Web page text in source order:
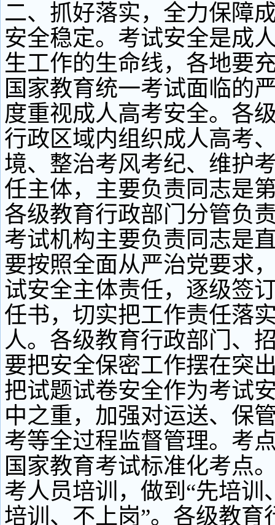
二、抓好落实，全力保障
安全稳定。考试安全是成
生工作的生命线，各地要
国家教育统一考试面临的
度重视成人高考安全。各
行政区域内组织成人高考
境、整治考风考纪、维护
任主体，主要负责同志是
各级教育行政部门分管负
考试机构主要负责同志是
要按照全面从严治党要求
试安全主体责任，逐级签
任书，切实把工作责任落
人。各级教育行政部门、
要把安全保密工作摆在突
把试题试卷安全作为考试
中之重，加强对运送、保
考等全过程监督管理。考
国家教育考试标准化考点
考人员培训，做到“先培训
培训、不上岗”。各级教育